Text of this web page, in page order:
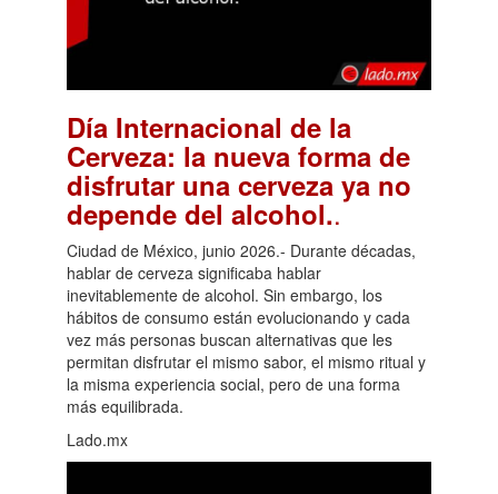
Día Internacional de la
Cerveza: la nueva forma de
disfrutar una cerveza ya no
depende del alcohol..
Ciudad de México, junio 2026.- Durante décadas,
hablar de cerveza significaba hablar
inevitablemente de alcohol. Sin embargo, los
hábitos de consumo están evolucionando y cada
vez más personas buscan alternativas que les
permitan disfrutar el mismo sabor, el mismo ritual y
la misma experiencia social, pero de una forma
más equilibrada.
Lado.mx